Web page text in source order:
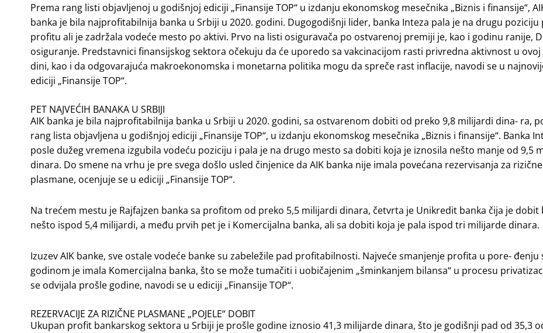
Prema rang listi objavljenoj u godišnjoj ediciji „Finansije TOP“ u izdanju ekonomskog mesečnika „Biznis i finansije“,
banka je bila najprofitabilnija banka u Srbiji u 2020. godini. Dugogodišnji lider, banka Inteza pala je na drugu poziciju
profitu ali je zadržala vodeće mesto po aktivi. Prvo na listi osiguravača po ostvarenoj premiji je, kao i godinu ranije,
osiguranje. Predstavnici finansijskog sektora očekuju da će uporedo sa vakcinacijom rasti privredna aktivnost u ovoj
dini, kao i da odgovarajuća makroekonomska i monetarna politika mogu da spreče rast inflacije, navodi se u
ediciji „Finansije TOP“.
PET NAJVEĆIH BANAKA U SRBIJI
AIK banka je bila najprofitabilnija banka u Srbiji u 2020. godini, sa ostvarenom dobiti od preko 9,8 milijardi dina- ra,
rang lista objavljena u godišnjoj ediciji „Finansije TOP“, u izdanju ekonomskog mesečnika „Biznis i finansije“. Banka
posle dužeg vremena izgubila vodeću poziciju i pala je na drugo mesto sa dobiti koja je iznosila nešto manje od 9,5
dinara. Do smene na vrhu je pre svega došlo usled činjenice da AIK banka nije imala povećana rezervisanja za rizične
plasmane, ocenjuje se u ediciji „Finansije TOP“.
Na trećem mestu je Rajfajzen banka sa profitom od preko 5,5 milijardi dinara, četvrta je Unikredit banka čija je dobit
nešto ispod 5,4 milijardi, a među prvih pet je i Komercijalna banka, ali sa dobiti koja je pala ispod tri milijarde dinara.
Izuzev AIK banke, sve ostale vodeće banke su zabeležile pad profitabilnosti. Najveće smanjenje profita u pore- đenju
godinom je imala Komercijalna banka, što se može tumačiti i uobičajenim „šminkanjem bilansa“ u procesu
se odvijala prošle godine, navodi se u ediciji „Finansije TOP“.
REZERVACIJE ZA RIZIČNE PLASMANE „POJELE“ DOBIT
Ukupan profit bankarskog sektora u Srbiji je prošle godine iznosio 41,3 milijarde dinara, što je godišnji pad od 35,3